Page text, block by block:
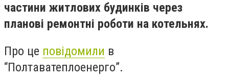
частини житлових будинків через
планові ремонтні роботи на котельнях.
Про це повідомили в
“Полтаватеплоенерго”.